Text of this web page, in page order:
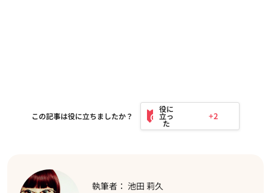
この記事は役に立ちましたか？ +2
執筆者： 池田 莉久